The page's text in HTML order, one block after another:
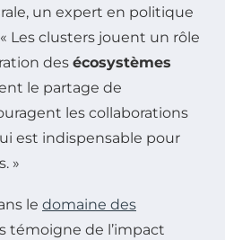
un expert en politique
Les clusters jouent un rôle
des écosystèmes
le partage de
les collaborations
est indispensable pour
»
le domaine des
témoigne de l’impact